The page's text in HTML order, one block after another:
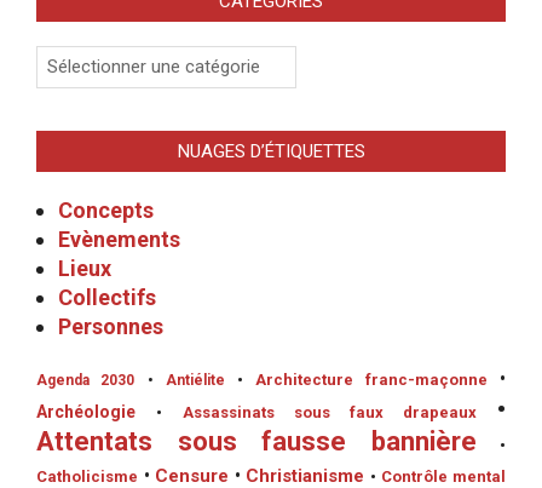
Catégories
NUAGES D’ÉTIQUETTES
Concepts
Evènements
Lieux
Collectifs
Personnes
Agenda 2030 • Antiélite • Architecture franc-maçonne
•
Archéologie
• Assassinats sous faux drapeaux
•
Attentats sous fausse bannière
•
Catholicisme • Censure • Christianisme • Contrôle mental